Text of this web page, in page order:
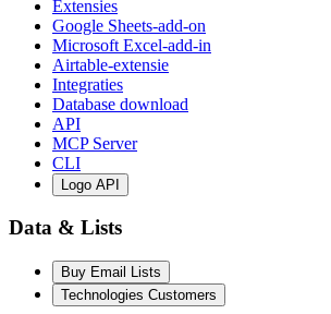
Extensies
Google Sheets-add-on
Microsoft Excel-add-in
Airtable-extensie
Integraties
Database download
API
MCP Server
CLI
Logo API
Data & Lists
Buy Email Lists
Technologies Customers